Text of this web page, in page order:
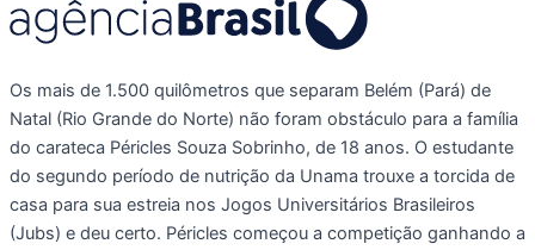
Os mais de 1.500 quilômetros que separam Belém (Pará) de
Natal (Rio Grande do Norte) não foram obstáculo para a família
do carateca Péricles Souza Sobrinho, de 18 anos. O estudante
do segundo período de nutrição da Unama trouxe a torcida de
casa para sua estreia nos Jogos Universitários Brasileiros
(Jubs) e deu certo. Péricles começou a competição ganhando a